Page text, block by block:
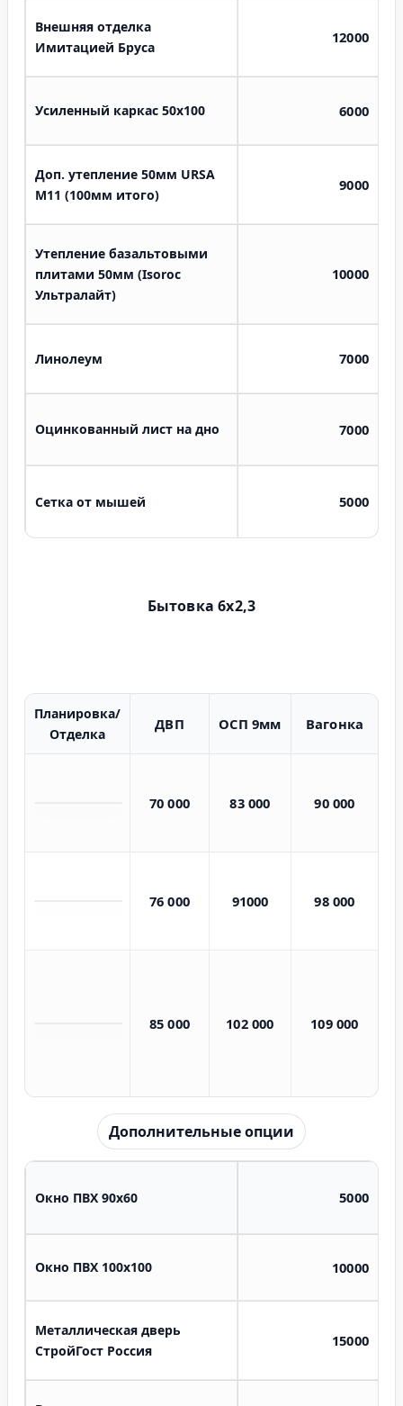
Внешняя отделка
Имитацией Бруса
12000
Усиленный каркас 50х100 6000
Доп. утепление 50мм URSA
M11 (100мм итого)
9000
Утепление базальтовыми
плитами 50мм (Isoroc
Ультралайт)
10000
Линолеум 7000
Оцинкованный лист на дно 7000
Сетка от мышей 5000
Бытовка 6х2,3
Планировка/
Отделка
ДВП ОСП 9мм Вагонка
70 000 83 000 90 000
76 000 91000 98 000
85 000 102 000 109 000
Дополнительные опции
Окно ПВХ 90х60 5000
Окно ПВХ 100х100 10000
Металлическая дверь
СтройГост Россия
15000